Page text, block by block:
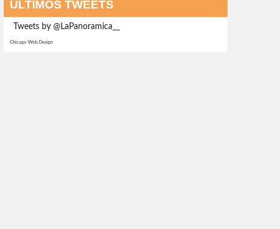
ÚLTIMOS TWEETS
Tweets by @LaPanoramica__
Chicago Web Design